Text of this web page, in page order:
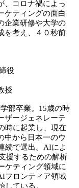
、コロナ禍によっ
ケティングの面白
企業研修や大学の
を考え、４０秒前
役
授
部卒業。15歳の時
ザージェネレーテ
時に起業し、現在
中から日本一のウ
続で選出。AIによ
援するための解析
ケティング領域に
フロンティア領域
ている。